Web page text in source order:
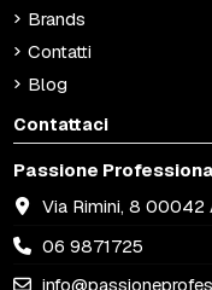
Brands
Contatti
Blog
Contattaci
Passione
Via Rimini, 8 00042
06 9871725